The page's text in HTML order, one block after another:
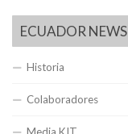
ECUADOR NEWS
Historia
Colaboradores